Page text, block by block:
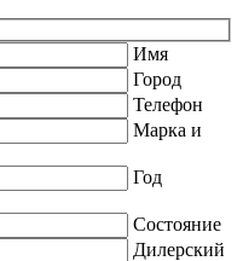
Имя
Город
Телефон
Марка и
Год
Состояние
Дилерский